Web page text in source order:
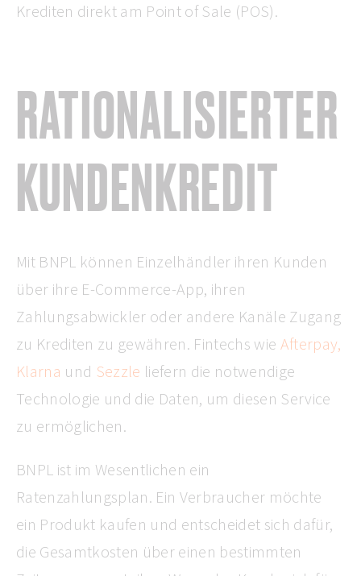
Krediten direkt am Point of Sale (POS).
RATIONALISIERTER
KUNDENKREDIT
Mit BNPL können Einzelhändler ihren Kunden
über ihre E-Commerce-App, ihren
Zahlungsabwickler oder andere Kanäle Zugang
zu Krediten zu gewähren. Fintechs wie Afterpay,
Klarna und Sezzle liefern die notwendige
Technologie und die Daten, um diesen Service
zu ermöglichen.
BNPL ist im Wesentlichen ein
Ratenzahlungsplan. Ein Verbraucher möchte
ein Produkt kaufen und entscheidet sich dafür,
die Gesamtkosten über einen bestimmten